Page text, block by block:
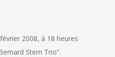
2008, à 18 heures
Stern Trio“.